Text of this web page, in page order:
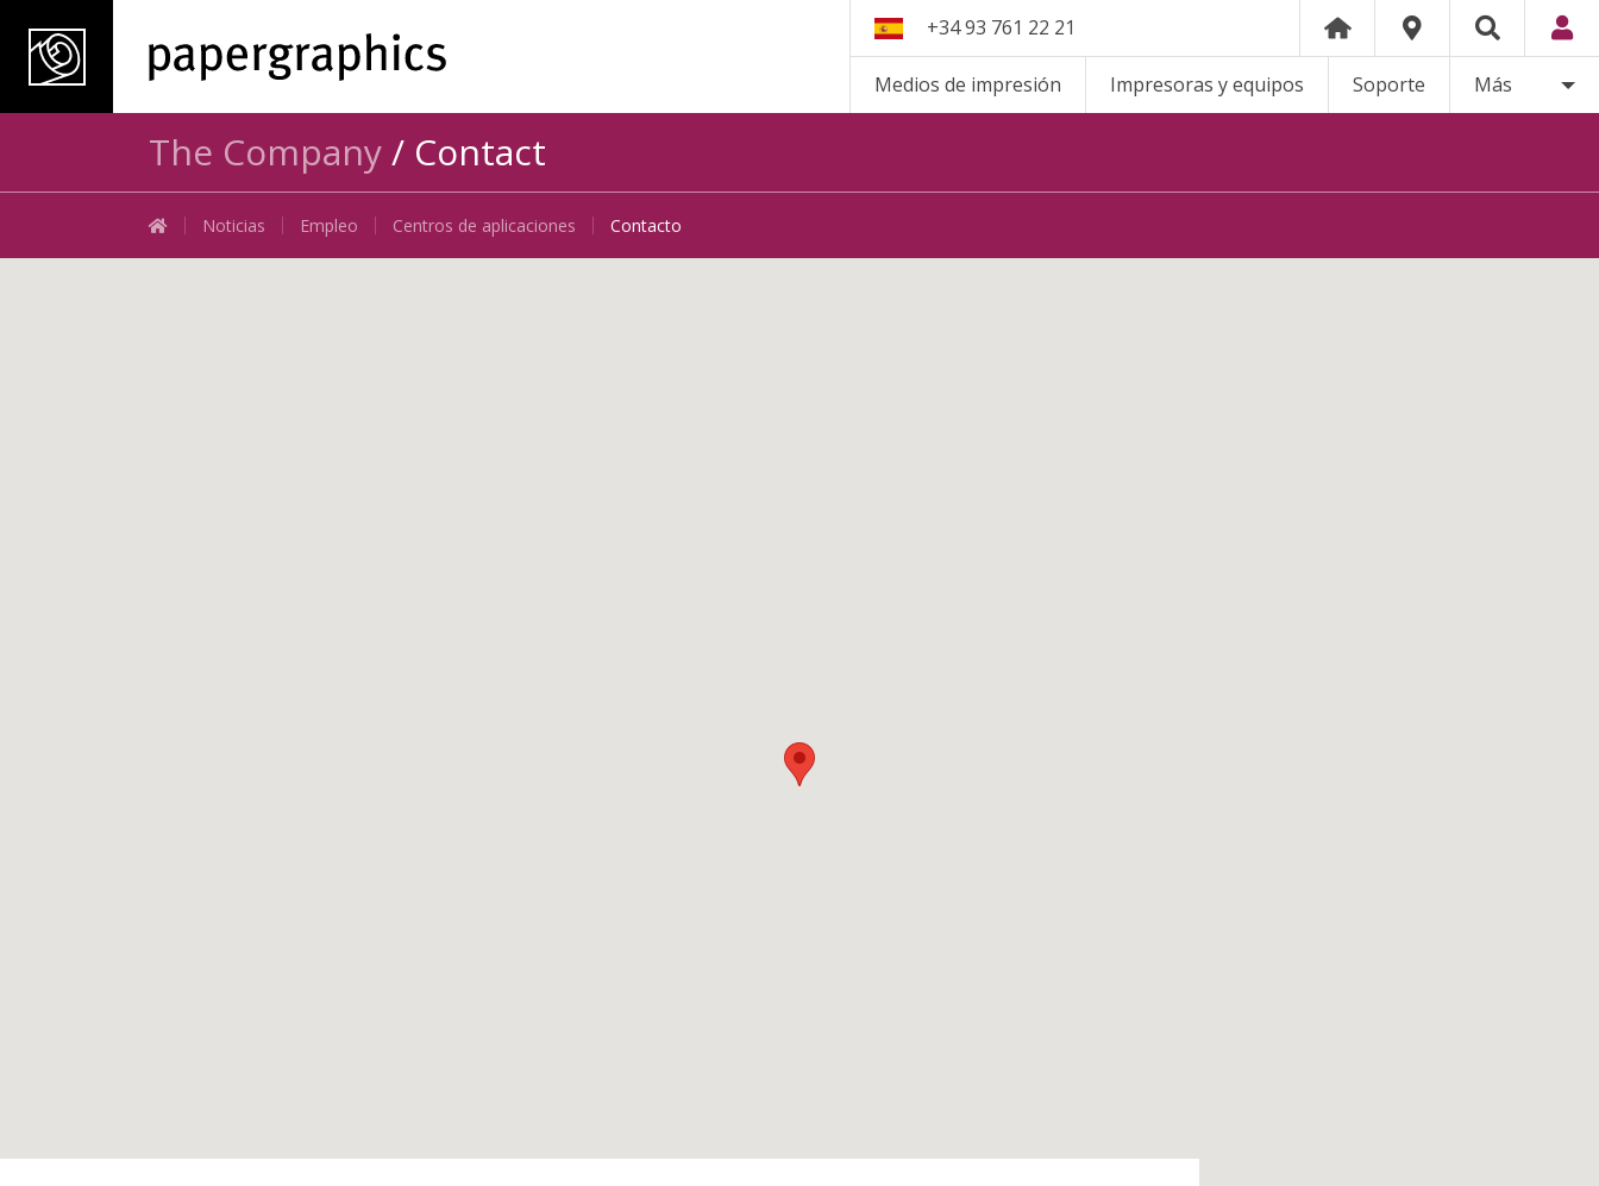
+34 93 761 22 21
Medios de impresión Impresoras y equipos Soporte Más
The Company/ Contact
Noticias Empleo Centros de aplicaciones Contacto